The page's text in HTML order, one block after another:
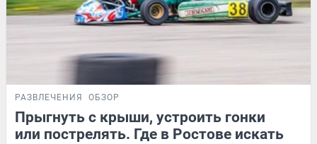
РАЗВЛЕЧЕНИЯ ОБЗОР
Прыгнуть с крыши, устроить гонки
или пострелять. Где в Ростове искать